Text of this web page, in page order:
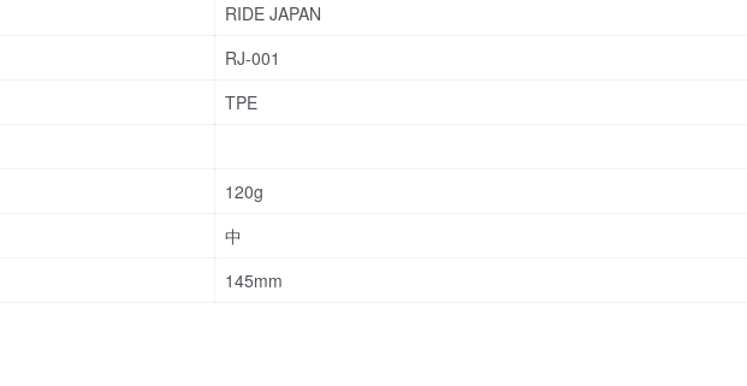
RIDE JAPAN
RJ-001
TPE
120g
中
145mm